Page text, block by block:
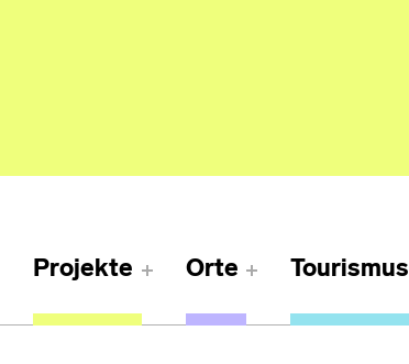
Projekte Orte Tourismus